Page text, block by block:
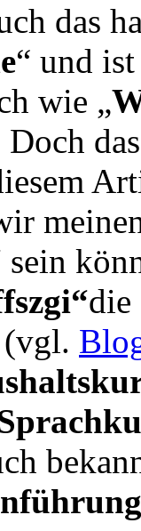
das
“ und
wie „
Doch
sein
die